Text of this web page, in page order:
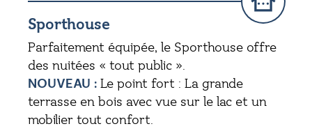
Sporthouse
Parfaitement équipée, le Sporthouse offre
des nuitées « tout public ».
NOUVEAU : Le point fort : La grande
terrasse en bois avec vue sur le lac et un
mobilier tout confort.